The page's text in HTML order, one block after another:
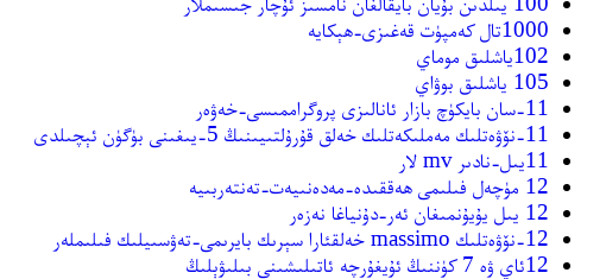
1000تال كەمپۈت قەغىزى-ھېكايە
102ياشلىق موماي
105 ياشلىق بوۋاي
11-سان بايكۈچ بازار ئانالىزى پروگراممىسى-خەۋەر
11-نۆۋەتلىك مەملىكەتلىك خەلق قۇرۇلتىيىنىڭ 5-يىغىنى بۈگۈن ئېچىلدى
11يىل-نادىر mv لار
12 مۈچەل فىلىمى ھەققىدە-مەدەنىيەت-تەنتەربىيە
12 يىل يۇيۇنمىغان ئەر-دۇنياغا نەزەر
12-نۆۋەتلىك massimo خەلقئارا سېرىك بايرىمى-تەۋسىيلىك فىلىملەر
12ئاي ۋە 7 كۈننىڭ ئۇيغۇرچە ئاتىلىشىنى بىلىۋېلىڭ